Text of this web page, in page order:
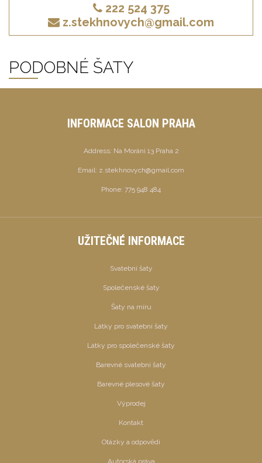
222 524 375
z.stekhnovych@gmail.com
PODOBNÉ ŠATY
INFORMACE SALON PRAHA
Address: Na Moráni 13 Praha 2
Email: z.stekhnovych@gmail.com
Phone: 775 948 484
UŽITEČNÉ INFORMACE
Svatební šaty
Společenské šaty
Šaty na míru
Látky pro svatební šaty
Látky pro společenské šaty
Barevné svatební šaty
Barevné plesové šaty
Výprodej
Kontakt
Otázky a odpovědi
Autorská práva